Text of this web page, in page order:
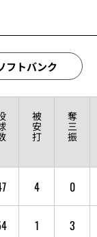
フトバンク
被
安
打
奪
三
振
4 0
1 3